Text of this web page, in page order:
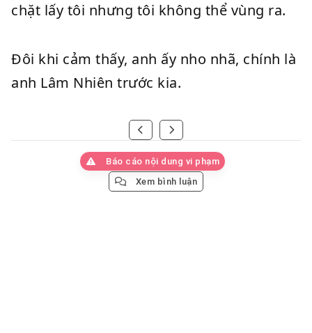
chặt lấy tôi nhưng tôi không thể vùng ra.
Đôi khi cảm thấy, anh ấy nho nhã, chính là
anh Lâm Nhiên trước kia.
Báo cáo nội dung vi phạm
Xem bình luận